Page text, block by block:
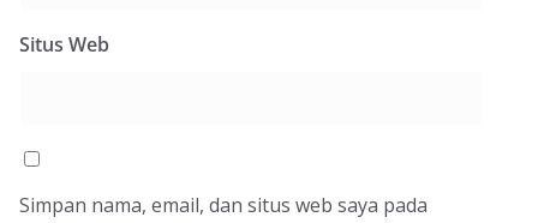
Situs Web
Simpan nama, email, dan situs web saya pada